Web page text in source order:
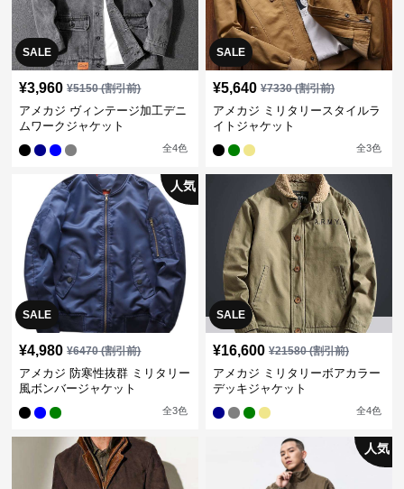
SALE
¥3,960 ¥5150(割引前)
アメカジ ヴィンテージ加工デニ
ムワークジャケット
全4色
SALE
¥5,640 ¥7330(割引前)
アメカジ ミリタリースタイルラ
イトジャケット
全3色
SALE
人気
¥4,980 ¥6470(割引前)
アメカジ 防寒性抜群 ミリタリー
風ボンバージャケット
全3色
SALE
¥16,600 ¥21580(割引前)
アメカジ ミリタリーボアカラー
デッキジャケット
全4色
人気